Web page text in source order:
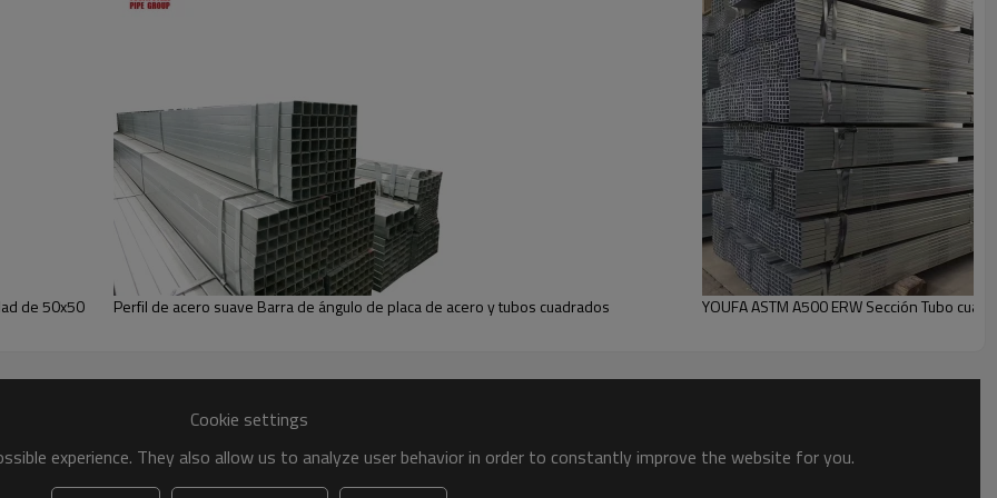
de 50x50 Perfil de acero suave Barra de ángulo de placa de acero y tubos cuadrados YOUFA ASTM A500 ERW Sección Tubo
Cookie settings
experience. They also allow us to analyze user behavior in order to constantly improve the website for you.